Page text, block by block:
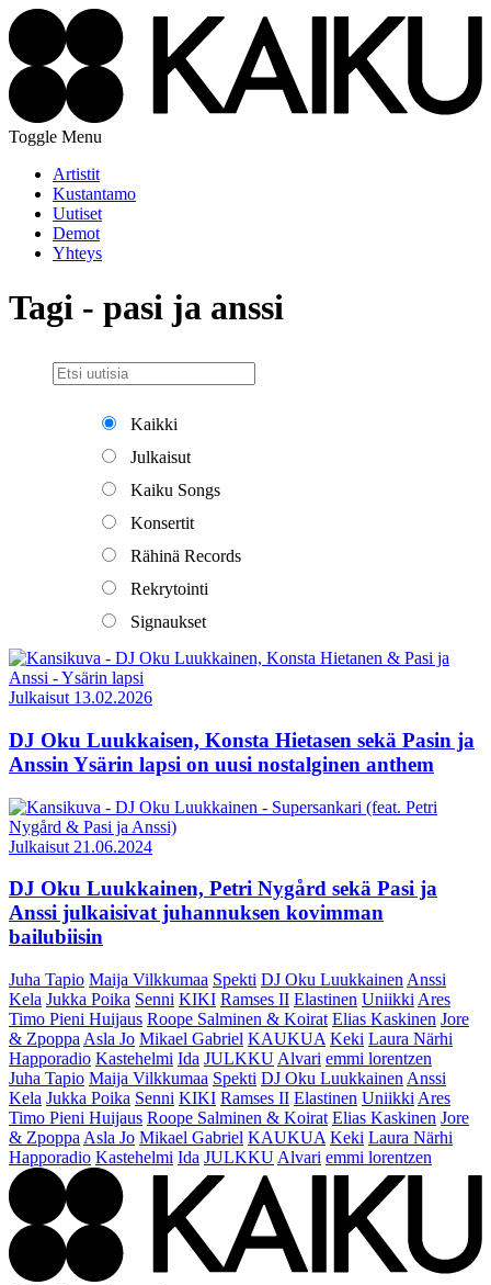
Toggle Menu
Artistit
Kustantamo
Uutiset
Demot
Yhteys
Tagi - pasi ja anssi
Kaikki
Julkaisut
Kaiku Songs
Konsertit
Rähinä Records
Rekrytointi
Signaukset
Julkaisut 13.02.2026
DJ Oku Luukkaisen, Konsta Hietasen sekä Pasin ja
Anssin Ysärin lapsi on uusi nostalginen anthem
Julkaisut 21.06.2024
DJ Oku Luukkainen, Petri Nygård sekä Pasi ja
Anssi julkaisivat juhannuksen kovimman
bailubiisin
Juha Tapio Maija Vilkkumaa Spekti DJ Oku Luukkainen Anssi
Kela Jukka Poika Senni KIKI Ramses II Elastinen Uniikki Ares
Timo Pieni Huijaus Roope Salminen & Koirat Elias Kaskinen Jore
& Zpoppa Asla Jo Mikael Gabriel KAUKUA Keki Laura Närhi
Happoradio Kastehelmi Ida JULKKU Alvari emmi lorentzen
Juha Tapio Maija Vilkkumaa Spekti DJ Oku Luukkainen Anssi
Kela Jukka Poika Senni KIKI Ramses II Elastinen Uniikki Ares
Timo Pieni Huijaus Roope Salminen & Koirat Elias Kaskinen Jore
& Zpoppa Asla Jo Mikael Gabriel KAUKUA Keki Laura Närhi
Happoradio Kastehelmi Ida JULKKU Alvari emmi lorentzen